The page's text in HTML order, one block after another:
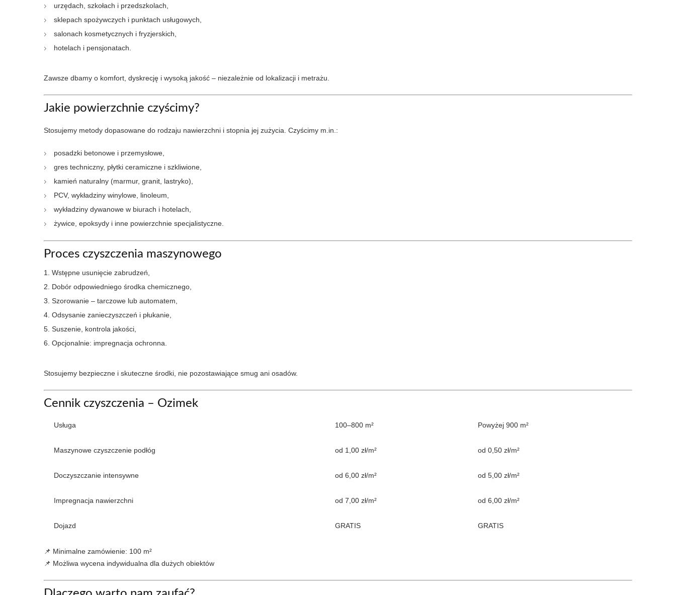
urzędach, szkołach i przedszkolach,
sklepach spożywczych i punktach usługowych,
salonach kosmetycznych i fryzjerskich,
hotelach i pensjonatach.
Zawsze dbamy o komfort, dyskrecję i wysoką jakość – niezależnie od lokalizacji i metrażu.
Jakie powierzchnie czyścimy?
Stosujemy metody dopasowane do rodzaju nawierzchni i stopnia jej zużycia. Czyścimy m.in.:
posadzki betonowe i przemysłowe,
gres techniczny, płytki ceramiczne i szkliwione,
kamień naturalny (marmur, granit, lastryko),
PCV, wykładziny winylowe, linoleum,
wykładziny dywanowe w biurach i hotelach,
żywice, epoksydy i inne powierzchnie specjalistyczne.
Proces czyszczenia maszynowego
Wstępne usunięcie zabrudzeń,
Dobór odpowiedniego środka chemicznego,
Szorowanie – tarczowe lub automatem,
Odsysanie zanieczyszczeń i płukanie,
Suszenie, kontrola jakości,
Opcjonalnie: impregnacja ochronna.
Stosujemy bezpieczne i skuteczne środki, nie pozostawiające smug ani osadów.
Cennik czyszczenia – Ozimek
Usługa 100–800 m² Powyżej 900 m²
Maszynowe czyszczenie podłóg od 1,00 zł/m² od 0,50 zł/m²
Doczyszczanie intensywne od 6,00 zł/m² od 5,00 zł/m²
Impregnacja nawierzchni od 7,00 zł/m² od 6,00 zł/m²
Dojazd GRATIS GRATIS
📌 Minimalne zamówienie: 100 m²
📌 Możliwa wycena indywidualna dla dużych obiektów